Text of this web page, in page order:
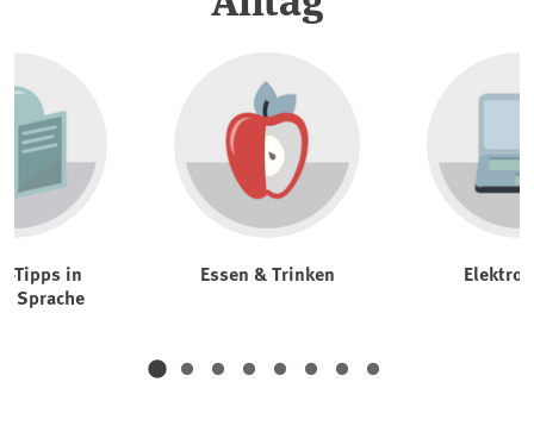
Tipps in
Sprache
Essen & Trinken